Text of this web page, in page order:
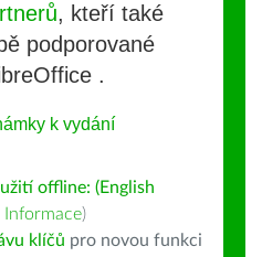
, kteří také
podporované
.
k vydání
offline: (English
Informace)
klíčů pro novou funkci